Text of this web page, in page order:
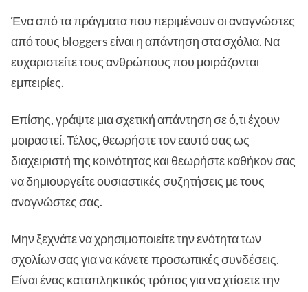
Ένα από τα πράγματα που περιμένουν οι αναγνώστες
από τους bloggers είναι η απάντηση στα σχόλια. Να
ευχαριστείτε τους ανθρώπους που μοιράζονται
εμπειρίες.
Επίσης, γράψτε μια σχετική απάντηση σε ό,τι έχουν
μοιραστεί. Τέλος, θεωρήστε τον εαυτό σας ως
διαχειριστή της κοινότητας και θεωρήστε καθήκον σας
να δημιουργείτε ουσιαστικές συζητήσεις με τους
αναγνώστες σας.
Μην ξεχνάτε να χρησιμοποιείτε την ενότητα των
σχολίων σας για να κάνετε προσωπικές συνδέσεις.
Είναι ένας καταπληκτικός τρόπος για να χτίσετε την